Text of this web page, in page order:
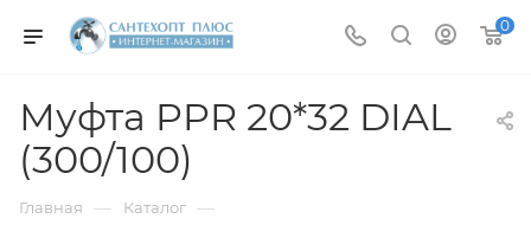
0
Муфта PPR 20*32 DIAL
(300/100)
Главная — Каталог —